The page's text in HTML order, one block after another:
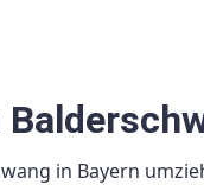
in Bayern